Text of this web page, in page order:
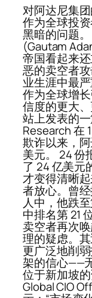
对阿达尼集
作为全球投
黑暗的问题
(Gautam
帝国看起来
恶的卖空者
业生涯中最
作为全球增
信度的更大
站上发表的
Research 在
欺诈以来，
美元。 24 份
了 24 亿美元
才变得清晰
者放心。曾
人中，他跌
中排名第 21
卖空者再次
理的疑虑。
更广泛地削
架的信心——
位于新加坡
Global CIO